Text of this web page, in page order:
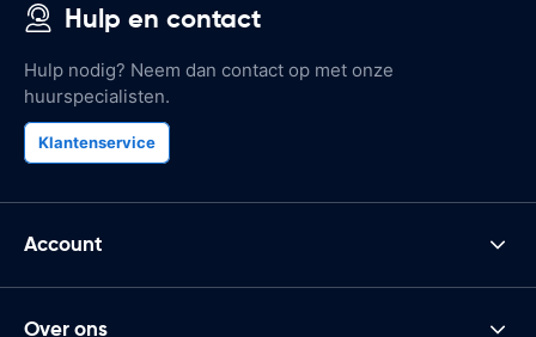
Hulp en contact
Hulp nodig? Neem dan contact op met onze
huurspecialisten.
Klantenservice
Account
Over ons